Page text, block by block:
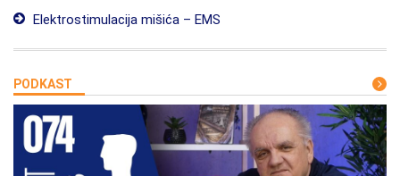
Elektrostimulacija mišića – EMS
PODKAST